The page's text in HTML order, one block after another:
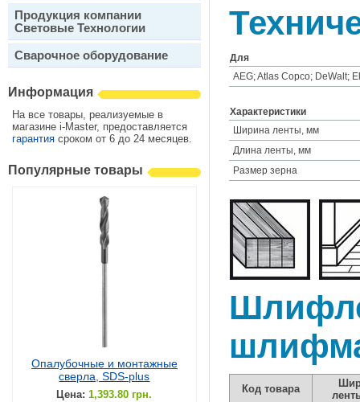
Продукция компании
Световые Технологии
Сварочное оборудование
Информация
На все товары, реализуемые в
магазине i-Master, предоставляется
гарантия сроком от 6 до 24 месяцев.
Популярные товары
Опалубочные и монтажные
сверла, SDS-plus
Цена: 1,393.80 грн.
Для
AEG; Atlas Copco; DeWalt;
Характеристики
Ширина ленты, мм
Длина ленты, мм
Размер зерна
Код товара